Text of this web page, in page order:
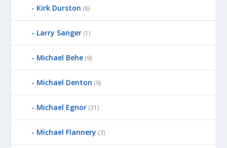
Kirk Durston (6)
Larry Sanger (1)
Michael Behe (9)
Michael Denton (9)
Michael Egnor (31)
Michael Flannery (3)